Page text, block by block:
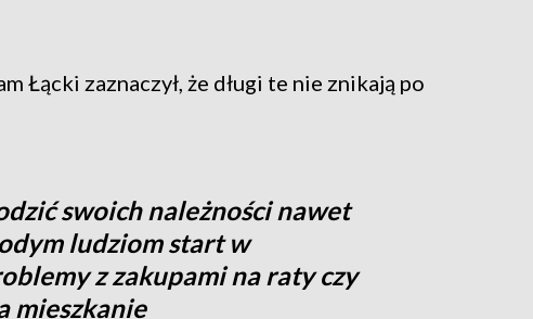
Łącki zaznaczył, że długi te nie znikają po
swoich należności nawet
ludziom start w
z zakupami na raty czy
mieszkanie